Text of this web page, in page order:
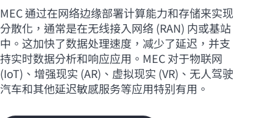
MEC 通过在网络边缘部署计算能力和存储来实现
分散化，通常是在无线接入网络 (RAN) 内或基站
中。这加快了数据处理速度，减少了延迟，并支
持实时数据分析和响应应用。MEC 对于物联网
(IoT)、增强现实 (AR)、虚拟现实 (VR)、无人驾驶
汽车和其他延迟敏感服务等应用特别有用。